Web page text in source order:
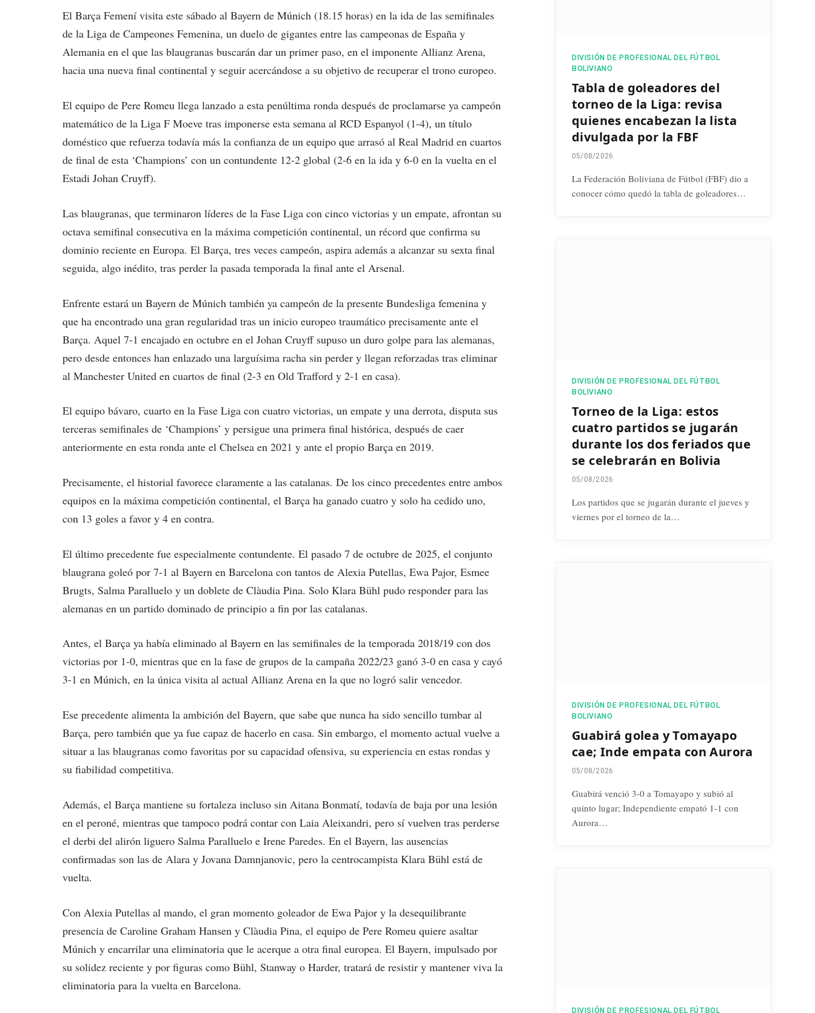
El Barça Femení visita este sábado al Bayern de Múnich (18.15 horas) en la ida de las semifinales
de la Liga de Campeones Femenina, un duelo de gigantes entre las campeonas de España y
Alemania en el que las blaugranas buscarán dar un primer paso, en el imponente Allianz Arena,
hacia una nueva final continental y seguir acercándose a su objetivo de recuperar el trono europeo.
El equipo de Pere Romeu llega lanzado a esta penúltima ronda después de proclamarse ya campeón
matemático de la Liga F Moeve tras imponerse esta semana al RCD Espanyol (1-4), un título
doméstico que refuerza todavía más la confianza de un equipo que arrasó al Real Madrid en cuartos
de final de esta ‘Champions’ con un contundente 12-2 global (2-6 en la ida y 6-0 en la vuelta en el
Estadi Johan Cruyff).
Las blaugranas, que terminaron líderes de la Fase Liga con cinco victorias y un empate, afrontan su
octava semifinal consecutiva en la máxima competición continental, un récord que confirma su
dominio reciente en Europa. El Barça, tres veces campeón, aspira además a alcanzar su sexta final
seguida, algo inédito, tras perder la pasada temporada la final ante el Arsenal.
Enfrente estará un Bayern de Múnich también ya campeón de la presente Bundesliga femenina y
que ha encontrado una gran regularidad tras un inicio europeo traumático precisamente ante el
Barça. Aquel 7-1 encajado en octubre en el Johan Cruyff supuso un duro golpe para las alemanas,
pero desde entonces han enlazado una larguísima racha sin perder y llegan reforzadas tras eliminar
al Manchester United en cuartos de final (2-3 en Old Trafford y 2-1 en casa).
El equipo bávaro, cuarto en la Fase Liga con cuatro victorias, un empate y una derrota, disputa sus
terceras semifinales de ‘Champions’ y persigue una primera final histórica, después de caer
anteriormente en esta ronda ante el Chelsea en 2021 y ante el propio Barça en 2019.
Precisamente, el historial favorece claramente a las catalanas. De los cinco precedentes entre ambos
equipos en la máxima competición continental, el Barça ha ganado cuatro y solo ha cedido uno,
con 13 goles a favor y 4 en contra.
El último precedente fue especialmente contundente. El pasado 7 de octubre de 2025, el conjunto
blaugrana goleó por 7-1 al Bayern en Barcelona con tantos de Alexia Putellas, Ewa Pajor, Esmee
Brugts, Salma Paralluelo y un doblete de Clàudia Pina. Solo Klara Bühl pudo responder para las
alemanas en un partido dominado de principio a fin por las catalanas.
Antes, el Barça ya había eliminado al Bayern en las semifinales de la temporada 2018/19 con dos
victorias por 1-0, mientras que en la fase de grupos de la campaña 2022/23 ganó 3-0 en casa y cayó
3-1 en Múnich, en la única visita al actual Allianz Arena en la que no logró salir vencedor.
Ese precedente alimenta la ambición del Bayern, que sabe que nunca ha sido sencillo tumbar al
Barça, pero también que ya fue capaz de hacerlo en casa. Sin embargo, el momento actual vuelve a
situar a las blaugranas como favoritas por su capacidad ofensiva, su experiencia en estas rondas y
su fiabilidad competitiva.
Además, el Barça mantiene su fortaleza incluso sin Aitana Bonmatí, todavía de baja por una lesión
en el peroné, mientras que tampoco podrá contar con Laia Aleixandri, pero sí vuelven tras perderse
el derbi del alirón liguero Salma Paralluelo e Irene Paredes. En el Bayern, las ausencias
confirmadas son las de Alara y Jovana Damnjanovic, pero la centrocampista Klara Bühl está de
vuelta.
Con Alexia Putellas al mando, el gran momento goleador de Ewa Pajor y la desequilibrante
presencia de Caroline Graham Hansen y Clàudia Pina, el equipo de Pere Romeu quiere asaltar
Múnich y encarrilar una eliminatoria que le acerque a otra final europea. El Bayern, impulsado por
su solidez reciente y por figuras como Bühl, Stanway o Harder, tratará de resistir y mantener viva la
eliminatoria para la vuelta en Barcelona.
DIVISIÓN DE PROFESIONAL DEL FÚTBOL
BOLIVIANO
Tabla de goleadores del
torneo de la Liga: revisa
quienes encabezan la lista
divulgada por la FBF
05/08/2026
La Federación Boliviana de Fútbol (FBF) dio a
conocer cómo quedó la tabla de goleadores…
DIVISIÓN DE PROFESIONAL DEL FÚTBOL
BOLIVIANO
Torneo de la Liga: estos
cuatro partidos se jugarán
durante los dos feriados que
se celebrarán en Bolivia
05/08/2026
Los partidos que se jugarán durante el jueves y
viernes por el torneo de la…
DIVISIÓN DE PROFESIONAL DEL FÚTBOL
BOLIVIANO
Guabirá golea y Tomayapo
cae; Inde empata con Aurora
05/08/2026
Guabirá venció 3-0 a Tomayapo y subió al
quinto lugar; Independiente empató 1-1 con
Aurora…
DIVISIÓN DE PROFESIONAL DEL FÚTBOL